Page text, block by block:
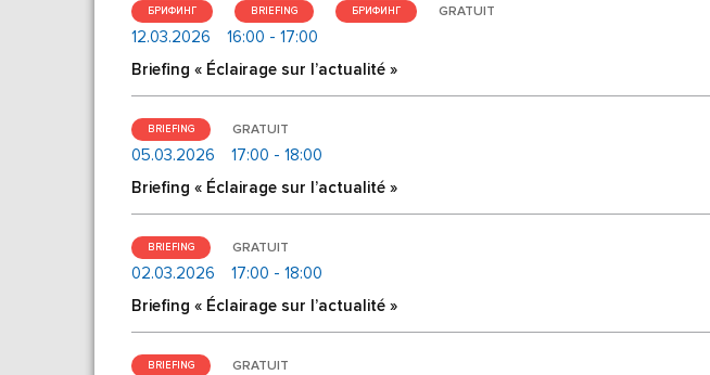
БРИФИНГ BRIEFING БРИФИНГ GRATUIT
12.03.2026
16:00 - 17:00
Briefing « Éclairage sur l’actualité »
BRIEFING GRATUIT
05.03.2026
17:00 - 18:00
Briefing « Éclairage sur l’actualité »
BRIEFING GRATUIT
02.03.2026
17:00 - 18:00
Briefing « Éclairage sur l’actualité »
BRIEFING GRATUIT